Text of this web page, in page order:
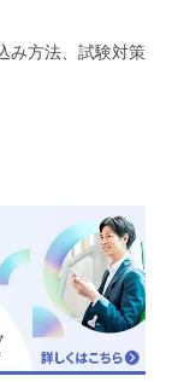
み方法、試験対策